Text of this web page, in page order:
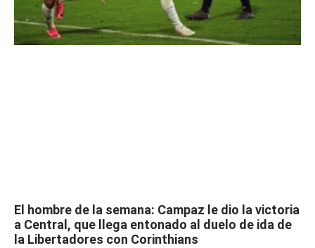
El hombre de la semana: Campaz le dio la victoria
a Central, que llega entonado al duelo de ida de
la Libertadores con Corinthians